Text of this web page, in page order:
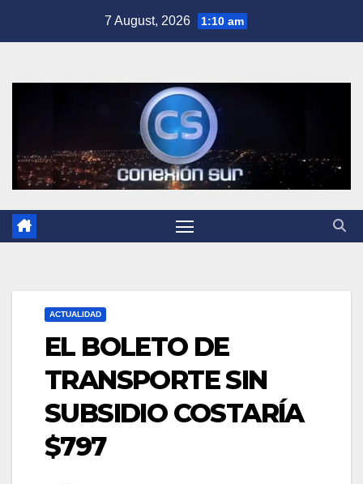
7 August, 2026 1:10 am
ACTUALIDAD
EL BOLETO DE
TRANSPORTE SIN
SUBSIDIO COSTARÍA
$797